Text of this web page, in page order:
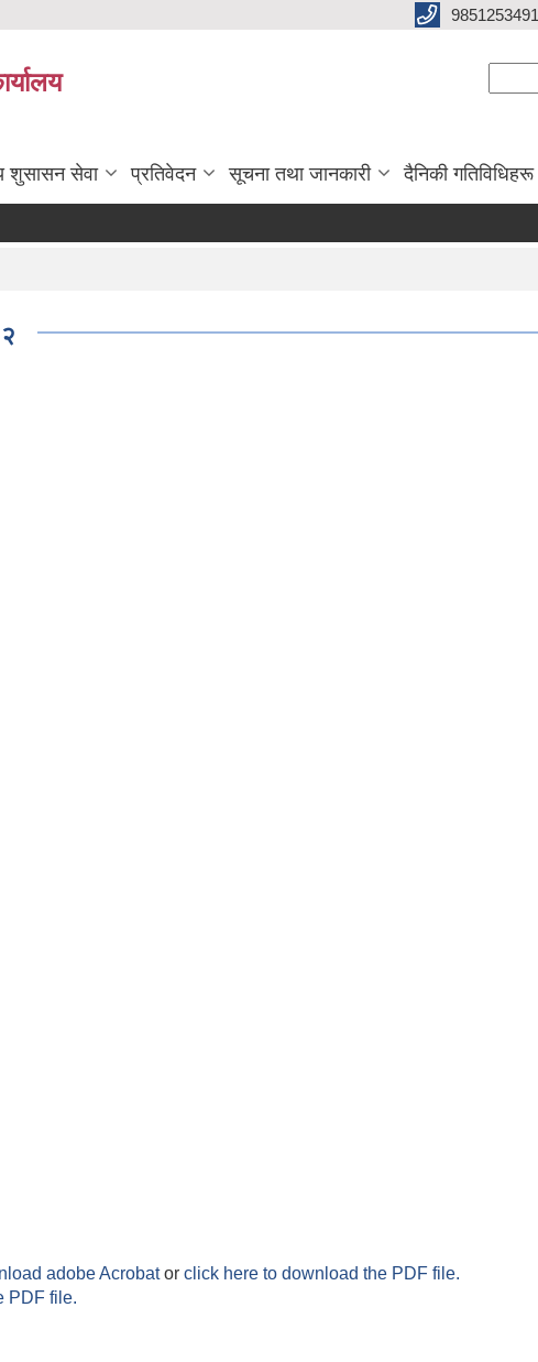
9851253491
शुसासन सेवा प्रतिवेदन सूचना तथा जानकारी दैनिकी गतिविधिहरू
adobe Acrobator click here to download the PDF file.
PDF file.